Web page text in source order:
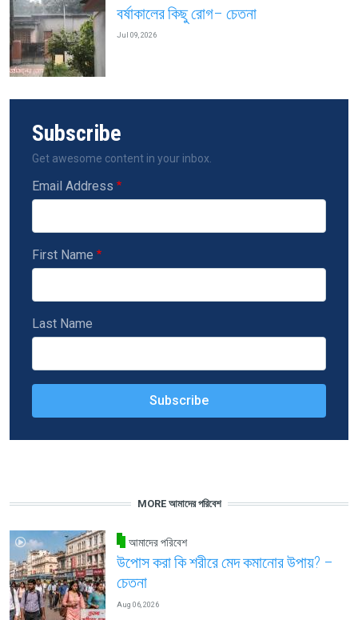
বর্ষাকালের কিছু রোগ– চেতনা
Jul 09, 2026
Subscribe
Get awesome content in your inbox.
Email Address
First Name
Last Name
MORE আমাদের পরিবেশ
আমাদের পরিবেশ
উপোস করা কি শরীরে মেদ কমানোর উপায়? –
চেতনা
Aug 06, 2026